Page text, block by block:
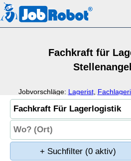
Fachkraft für
Jobvorschläge: Lagerist,
+ Suchfilter (0 aktiv)